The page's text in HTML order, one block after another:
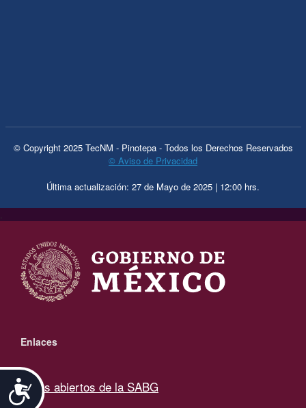
Accesibilidad
© Copyright 2025 TecNM - Pinotepa - Todos los Derechos Reservados
© Aviso de Privacidad
Última actualización: 27 de Mayo de 2025 | 12:00 hrs.
.
Enlaces
Datos abiertos de la SABG